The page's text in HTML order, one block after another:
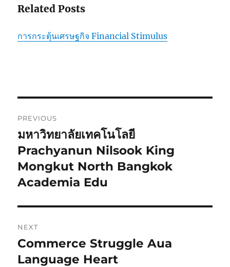
Related Posts
การกระตุ้นเศรษฐกิจ Financial Stimulus
navigation
PREVIOUS
Previous
post:
มหาวิทยาลัยเทคโนโลยี
Prachyanun Nilsook King
Mongkut North Bangkok
Academia Edu
NEXT
Next
post:
Commerce Struggle Aua
Language Heart